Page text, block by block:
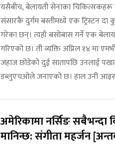
यसैबीच, बेलायती सेनाका चिकित्सकहरू
संसारकै दुर्गम बस्तीमध्ये एक ट्रिस्टन दा
गरेका छन्। त्यहाँ बसोबास गर्ने एक
गरिएको छ। ती व्यक्ति अप्रिल १४ मा
जहाज छोडेको दुई सातापछि उनलाई
डब्लुएचओले जनाएको छ। हाल उनी
अमेरिकामा नर्सिङ सबैभन्दा
मानिन्छ: संगीता महर्जन